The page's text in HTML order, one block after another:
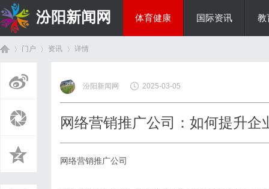
汾阳新闻网 体育健康 国际资讯 教
门户 资讯
›
详情
汾阳新闻网 2025-03-05
网络营销推广公司：如何提升企
网络营销推广公司